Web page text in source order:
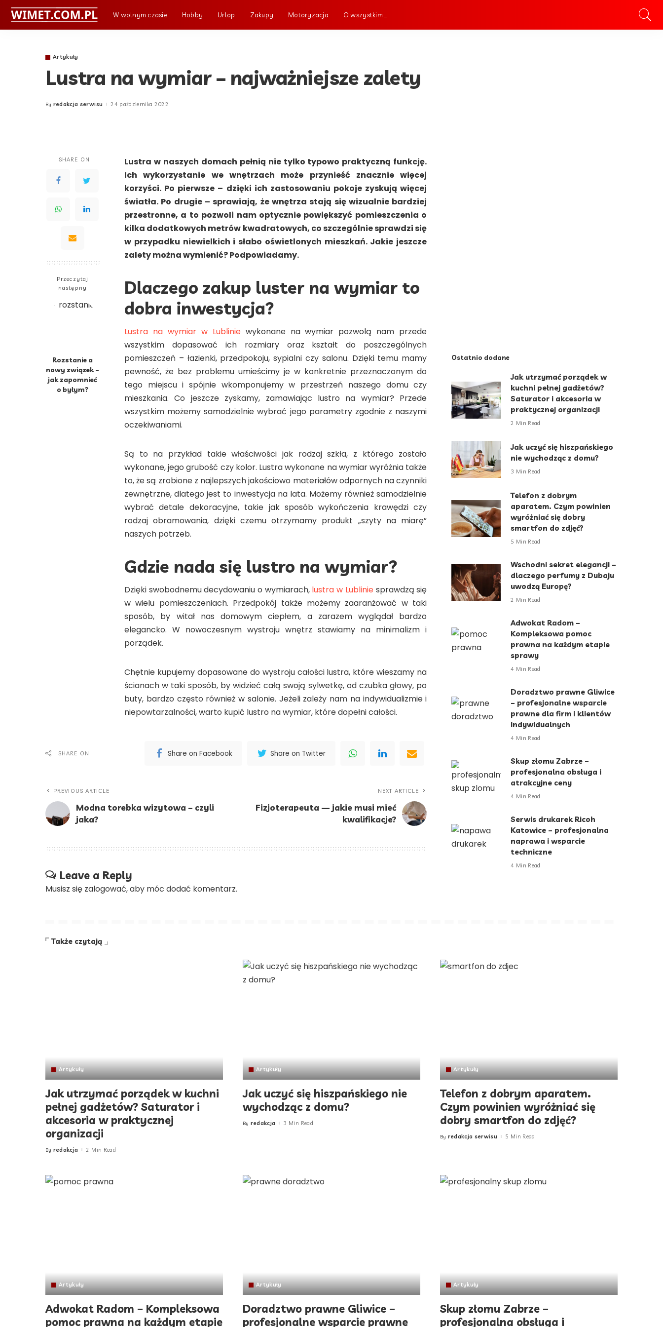
W wolnym czasie Hobby Urlop Zakupy Motoryzacja O wszystkim …
Artykuły
Lustra na wymiar – najważniejsze zalety
Posted
By redakcja serwisu 24 października 2022
SHARE ON
Przeczytaj
następny
Rozstanie a
nowy związek –
jak zapomnieć
o byłym?
Lustra w naszych domach pełnią nie tylko typowo praktyczną funkcję.
Ich wykorzystanie we wnętrzach może przynieść znacznie więcej
korzyści. Po pierwsze – dzięki ich zastosowaniu pokoje zyskują więcej
światła. Po drugie – sprawiają, że wnętrza stają się wizualnie bardziej
przestronne, a to pozwoli nam optycznie powiększyć pomieszczenia o
kilka dodatkowych metrów kwadratowych, co szczególnie sprawdzi się
w przypadku niewielkich i słabo oświetlonych mieszkań. Jakie jeszcze
zalety można wymienić? Podpowiadamy.
Dlaczego zakup luster na wymiar to
dobra inwestycja?
Lustra na wymiar w Lubliniewykonane na wymiar pozwolą nam przede
wszystkim dopasować ich rozmiary oraz kształt do poszczególnych
pomieszczeń – łazienki, przedpokoju, sypialni czy salonu. Dzięki temu mamy
pewność, że bez problemu umieścimy je w konkretnie przeznaczonym do
tego miejscu i spójnie wkomponujemy w przestrzeń naszego domu czy
mieszkania. Co jeszcze zyskamy, zamawiając lustro na wymiar? Przede
wszystkim możemy samodzielnie wybrać jego parametry zgodnie z naszymi
oczekiwaniami.
Są to na przykład takie właściwości jak rodzaj szkła, z którego zostało
wykonane, jego grubość czy kolor. Lustra wykonane na wymiar wyróżnia także
to, że są zrobione z najlepszych jakościowo materiałów odpornych na czynniki
zewnętrzne, dlatego jest to inwestycja na lata. Możemy również samodzielnie
wybrać detale dekoracyjne, takie jak sposób wykończenia krawędzi czy
rodzaj obramowania, dzięki czemu otrzymamy produkt „szyty na miarę”
naszych potrzeb.
Gdzie nada się lustro na wymiar?
Dzięki swobodnemu decydowaniu o wymiarach, lustra w Lubliniesprawdzą się
w wielu pomieszczeniach. Przedpokój także możemy zaaranżować w taki
sposób, by witał nas domowym ciepłem, a zarazem wyglądał bardzo
elegancko. W nowoczesnym wystroju wnętrz stawiamy na minimalizm i
porządek.
Chętnie kupujemy dopasowane do wystroju całości lustra, które wieszamy na
ścianach w taki sposób, by widzieć całą swoją sylwetkę, od czubka głowy, po
buty, bardzo często również w salonie. Jeżeli zależy nam na indywidualizmie i
niepowtarzalności, warto kupić lustro na wymiar, które dopełni całości.
SHARE ON Share on Facebook Share on Twitter
PREVIOUS ARTICLE
Modna torebka wizytowa – czyli
jaka?
NEXT ARTICLE
Fizjoterapeuta — jakie musi mieć
kwalifikacje?
Leave a Reply
Musisz się zalogować, aby móc dodać komentarz.
Ostatnio dodane
Jak utrzymać porządek w
kuchni pełnej gadżetów?
Saturator i akcesoria w
praktycznej organizacji
2 Min Read
Jak uczyć się hiszpańskiego
nie wychodząc z domu?
3 Min Read
Telefon z dobrym
aparatem. Czym powinien
wyróżniać się dobry
smartfon do zdjęć?
5 Min Read
Wschodni sekret elegancji –
dlaczego perfumy z Dubaju
uwodzą Europę?
2 Min Read
Adwokat Radom –
Kompleksowa pomoc
prawna na każdym etapie
sprawy
4 Min Read
Doradztwo prawne Gliwice
– profesjonalne wsparcie
prawne dla firm i klientów
indywidualnych
4 Min Read
Skup złomu Zabrze –
profesjonalna obsługa i
atrakcyjne ceny
4 Min Read
Serwis drukarek Ricoh
Katowice – profesjonalna
naprawa i wsparcie
techniczne
4 Min Read
Także czytają
Artykuły
Jak utrzymać porządek w kuchni
pełnej gadżetów? Saturator i
akcesoria w praktycznej
organizacji
Posted
By redakcja 2 Min Read
Artykuły
Jak uczyć się hiszpańskiego nie
wychodząc z domu?
Posted
By redakcja 3 Min Read
Artykuły
Telefon z dobrym aparatem.
Czym powinien wyróżniać się
dobry smartfon do zdjęć?
Posted
By redakcja serwisu 5 Min Read
Artykuły
Adwokat Radom – Kompleksowa
pomoc prawna na każdym etapie
Artykuły
Doradztwo prawne Gliwice –
profesjonalne wsparcie prawne
Artykuły
Skup złomu Zabrze –
profesjonalna obsługa i